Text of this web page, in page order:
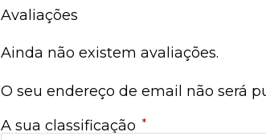
Avaliações
Ainda não existem avaliações.
O seu endereço de email não será
A sua classificação *